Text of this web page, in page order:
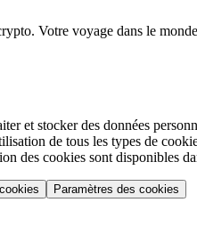
Votre voyage dans le
et stocker des données
de tous les types de
des cookies sont disponibles
Paramètres des cookies